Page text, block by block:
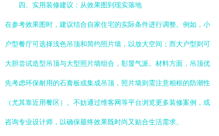
四、实用装修建议：从效果图到现实落地
在参考效果图时，建议结合自家住宅的实际条件进行调整。例如，小
户型餐厅可选择浅色吊顶和简约照片墙，以放大空间；而大户型则可
大胆尝试造型吊顶与大型照片墙组合，彰显气派。材料方面，吊顶优
先考虑环保耐用的石膏板或集成吊顶，照片墙则需注意相框的防潮性
（尤其靠近用餐区）。不妨通过维客网等平台浏览更多装修案例，或
咨询专业设计师，以确保最终效果既时尚又贴合生活需求。